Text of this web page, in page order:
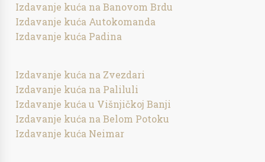
Izdavanje kuća na Banovom Brdu
Izdavanje kuća Autokomanda
Izdavanje kuća Padina
Izdavanje kuća na Zvezdari
Izdavanje kuća na Paliluli
Izdavanje kuća u Višnjičkoj Banji
Izdavanje kuća na Belom Potoku
Izdavanje kuća Neimar